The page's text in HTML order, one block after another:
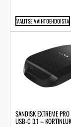
VALITSE VAIHTOEHDOISTA
SANDISK EXTREME PRO
USB-C 3.1 –